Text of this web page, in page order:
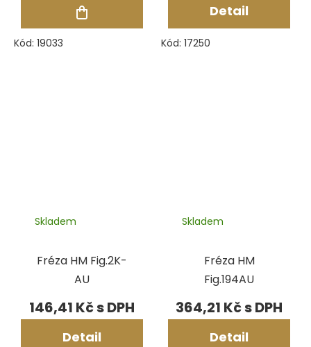
Kód: 19033
Detail
Kód: 17250
Fréza HM Fig.2K-
AU
Skladem
146,41 Kč
Detail
Fréza HM
Fig.194AU
Skladem
364,21 Kč
Detail